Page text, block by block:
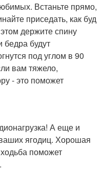
Встаньте прямо,
приседать, как буд
держите спину
бедра будут
под углом в 90
вам тяжело,
- это поможет
А еще и
ягодиц. Хорошая
поможет